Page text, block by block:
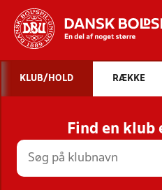
STILLINGER,
KLUB/HOLD RÆKKE
Find en klub